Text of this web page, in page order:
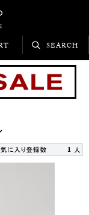
SEARCH
1